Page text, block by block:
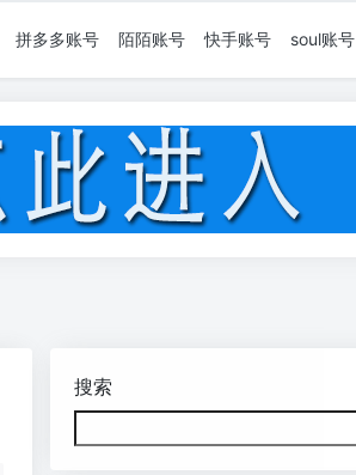
拼多多账号 陌陌账号 快手账号 soul账号
搜索